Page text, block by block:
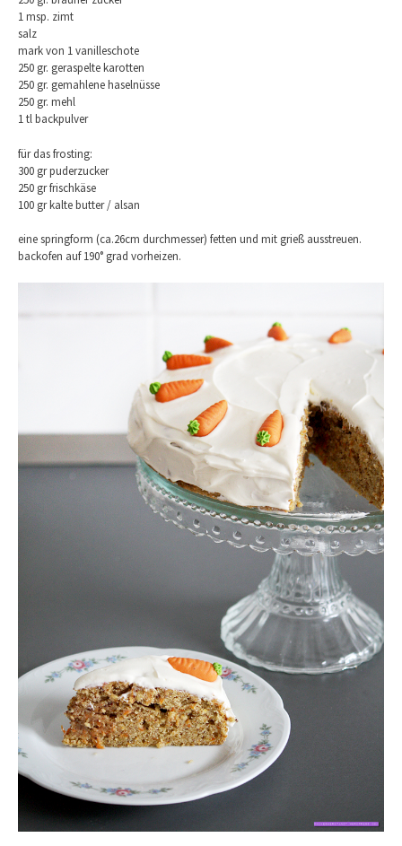
1 msp. zimt
salz
mark von 1 vanilleschote
250 gr. geraspelte karotten
250 gr. gemahlene haselnüsse
250 gr. mehl
1 tl backpulver
für das frosting:
300 gr puderzucker
250 gr frischkäse
100 gr kalte butter / alsan
eine springform (ca.26cm durchmesser) fetten und mit grieß ausstreuen.
backofen auf 190° grad vorheizen.